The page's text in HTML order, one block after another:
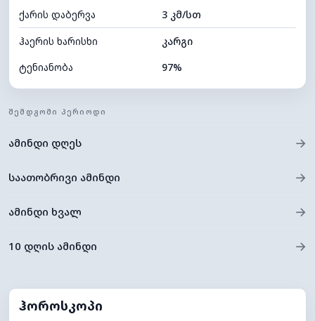
ღრუბლის სიმაღლე 5280 მ
ქარის დაბერვა
3 კმ/სთ
ჰაერის ხარისხი
კარგი
ტენიანობა
97%
ღრუბლიანობა
ნამის წერტილი
ხილვადობა
ᲨᲔᲛᲓᲒᲝᲛᲘ ᲞᲔᲠᲘᲝᲓᲘ
ამინდი დღეს →
საათობრივი ამინდი →
ამინდი ხვალ →
10 დღის ამინდი →
ჰოროსკოპი